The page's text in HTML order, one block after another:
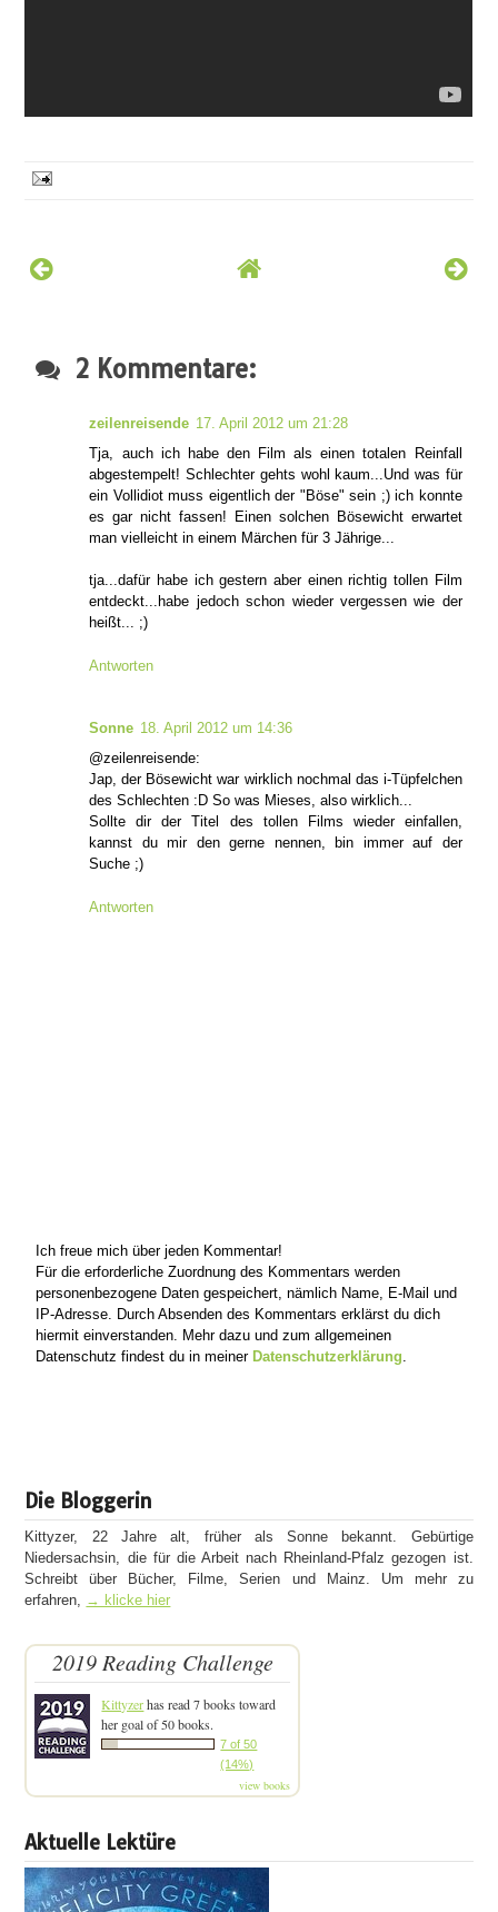
2 Kommentare:
zeilenreisende 17. April 2012 um 21:28
Tja, auch ich habe den Film als einen totalen Reinfall
abgestempelt! Schlechter gehts wohl kaum...Und was für
ein Vollidiot muss eigentlich der "Böse" sein ;) ich konnte
es gar nicht fassen! Einen solchen Bösewicht erwartet
man vielleicht in einem Märchen für 3 Jährige...
tja...dafür habe ich gestern aber einen richtig tollen Film
entdeckt...habe jedoch schon wieder vergessen wie der
heißt... ;)
Antworten
Sonne 18. April 2012 um 14:36
@zeilenreisende:
Jap, der Bösewicht war wirklich nochmal das i-Tüpfelchen
des Schlechten :D So was Mieses, also wirklich...
Sollte dir der Titel des tollen Films wieder einfallen,
kannst du mir den gerne nennen, bin immer auf der
Suche ;)
Antworten
Ich freue mich über jeden Kommentar!
Für die erforderliche Zuordnung des Kommentars werden
personenbezogene Daten gespeichert, nämlich Name, E-Mail und
IP-Adresse. Durch Absenden des Kommentars erklärst du dich
hiermit einverstanden. Mehr dazu und zum allgemeinen
Datenschutz findest du in meiner Datenschutzerklärung.
Die Bloggerin
Kittyzer, 22 Jahre alt, früher als Sonne bekannt. Gebürtige
Niedersachsin, die für die Arbeit nach Rheinland-Pfalz gezogen ist.
Schreibt über Bücher, Filme, Serien und Mainz. Um mehr zu
erfahren, → klicke hier
2019 Reading Challenge
Kittyzerhas read 7 books toward
her goal of 50 books.
7 of 50
(14%)
view books
Aktuelle Lektüre